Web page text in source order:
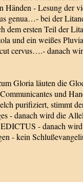
- Lesung der
genua…- bei der
ersten Teil der
und ein weißes
cervus….- danach
Gloria läuten die
und
purifiziert, stimmt
- danach wird die
- danach
- kein